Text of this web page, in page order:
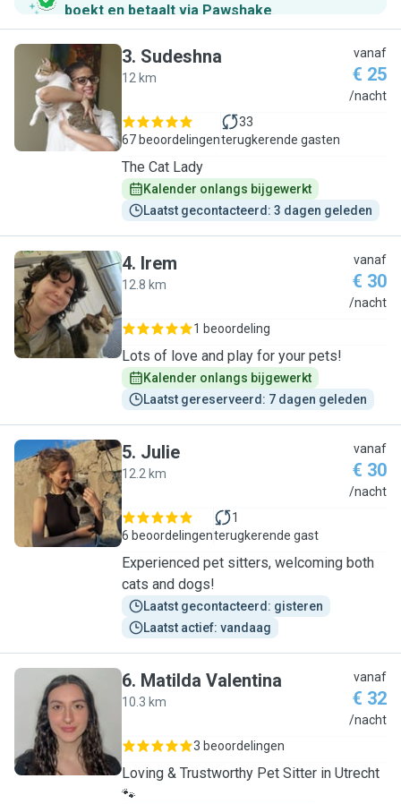
boekt en betaalt via Pawshake.
S
3. Sudeshna
12 km
vanaf
€ 25
/nacht
67 beoordelingen
33
terugkerende gasten
The Cat Lady
Kalender onlangs bijgewerkt
Laatst gecontacteerd: 3 dagen geleden
I
4. Irem
12.8 km
vanaf
€ 30
/nacht
1 beoordeling
Lots of love and play for your pets!
Kalender onlangs bijgewerkt
Laatst gereserveerd: 7 dagen geleden
J
5. Julie
12.2 km
vanaf
€ 30
/nacht
6 beoordelingen
1
terugkerende gast
Experienced pet sitters, welcoming both
cats and dogs!
Laatst gecontacteerd: gisteren
Laatst actief: vandaag
M
6. Matilda Valentina
10.3 km
vanaf
€ 32
/nacht
3 beoordelingen
Loving & Trustworthy Pet Sitter in Utrecht
🐾